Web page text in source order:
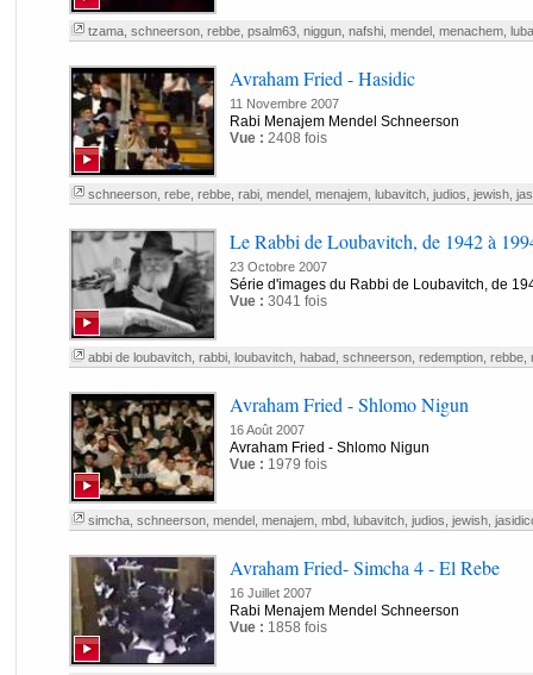
tzama, schneerson, rebbe, psalm63, niggun, nafshi, mendel, menachem,
Avraham Fried - Hasidic
11 Novembre 2007
Rabi Menajem Mendel Schneerson
Vue : 2408 fois
schneerson, rebe, rebbe, rabi, mendel, menajem, lubavitch, judios jewish,
Le Rabbi de Loubavitch, de 1942 à
23 Octobre 2007
Série d'images du Rabbi de Loubavitch, de
Vue : 3041 fois
abbi de loubavitch, rabbi, loubavitch, habad, schneerson, redemption, rebbe,
Avraham Fried - Shlomo Nigun
16 Août 2007
Avraham Fried - Shlomo Nigun
Vue : 1979 fois
simcha, schneerson, mendel, menajem, mbd, lubavitch, judios jewish,
Avraham Fried- Simcha 4 - El Rebe
16 Juillet 2007
Rabi Menajem Mendel Schneerson
Vue : 1858 fois